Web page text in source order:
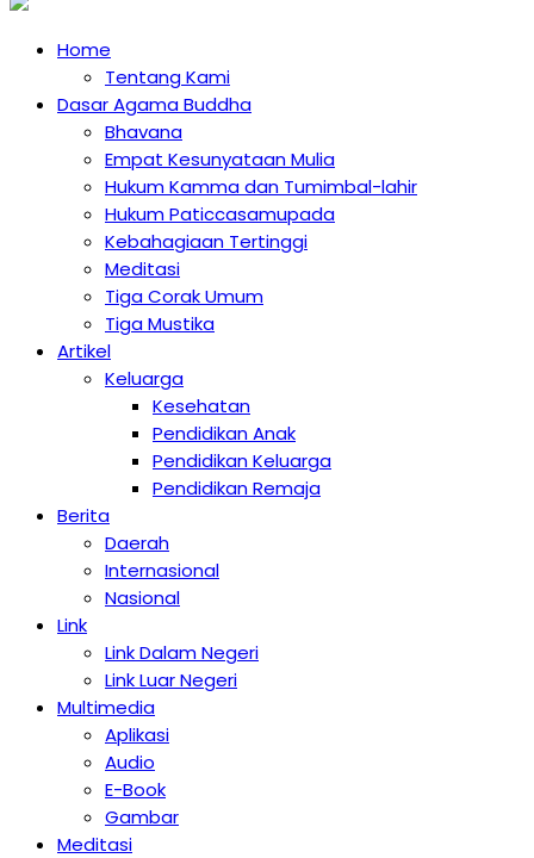
Home
Tentang Kami
Dasar Agama Buddha
Bhavana
Empat Kesunyataan Mulia
Hukum Kamma dan Tumimbal-lahir
Hukum Paticcasamupada
Kebahagiaan Tertinggi
Meditasi
Tiga Corak Umum
Tiga Mustika
Artikel
Keluarga
Kesehatan
Pendidikan Anak
Pendidikan Keluarga
Pendidikan Remaja
Berita
Daerah
Internasional
Nasional
Link
Link Dalam Negeri
Link Luar Negeri
Multimedia
Aplikasi
Audio
E-Book
Gambar
Meditasi